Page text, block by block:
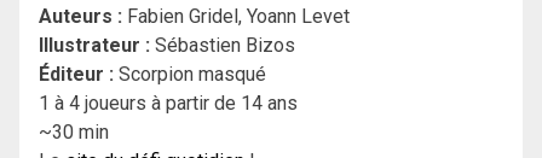
Auteurs : Fabien Gridel, Yoann Levet
Illustrateur : Sébastien Bizos
Éditeur : Scorpion masqué
1 à 4 joueurs à partir de 14 ans
~30 min